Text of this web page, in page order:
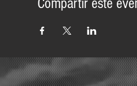
Compartir este